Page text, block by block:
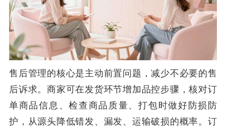
售后管理的核心是主动前置问题，减少不必要的售
后诉求。商家可在发货环节增加品控步骤，核对订
单商品信息、检查商品质量、打包时做好防损防
护，从源头降低错发、漏发、运输破损的概率。订